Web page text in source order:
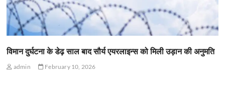
विमान दुर्घटना के डेढ़ साल बाद सौर्य एयरलाइन्स को मिली उड़ान की अनुमति
admin February 10, 2026